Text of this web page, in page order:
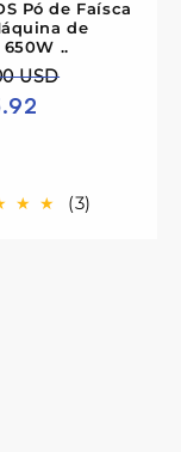
Pó de Faísca
de
650W ..
USD
(3)